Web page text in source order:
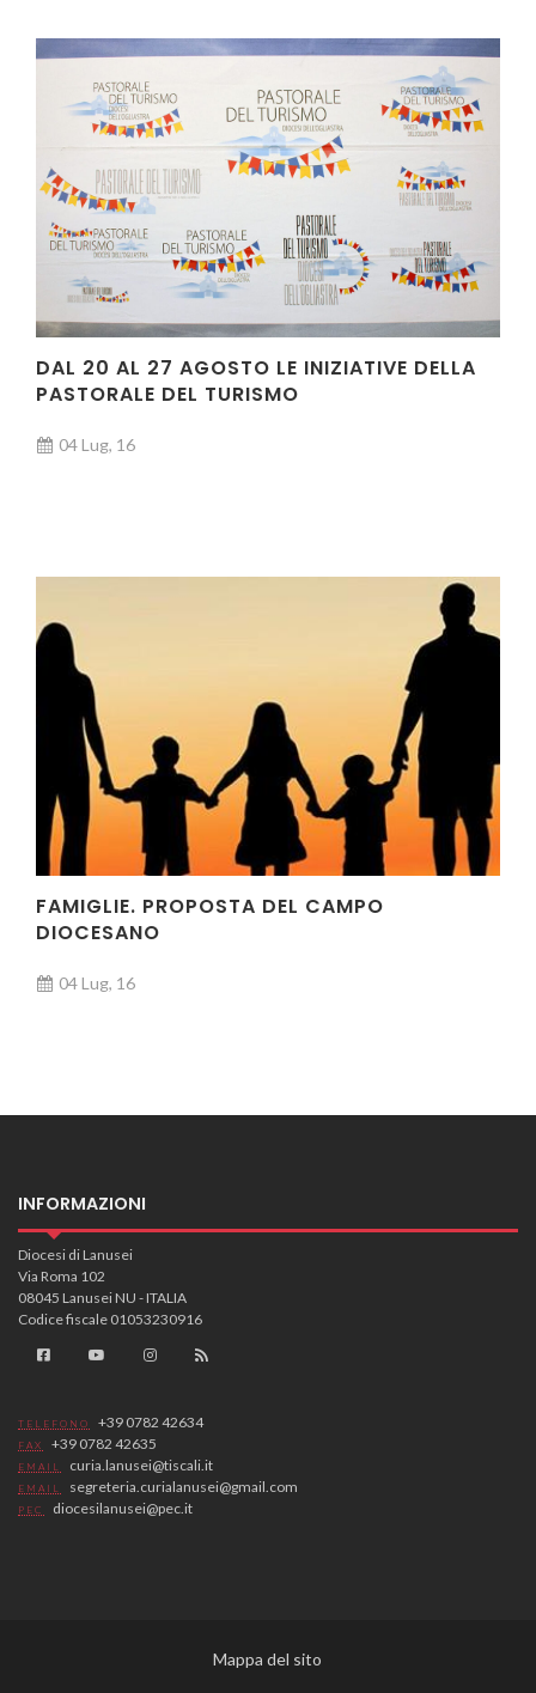
DAL 20 AL 27 AGOSTO LE INIZIATIVE DELLA
PASTORALE DEL TURISMO
04 Lug, 16
FAMIGLIE. PROPOSTA DEL CAMPO
DIOCESANO
04 Lug, 16
INFORMAZIONI
Diocesi di Lanusei
Via Roma 102
08045 Lanusei NU - ITALIA
Codice fiscale 01053230916
TELEFONO +39 0782 42634
FAX +39 0782 42635
EMAIL curia.lanusei@tiscali.it
EMAIL segreteria.curialanusei@gmail.com
PEC diocesilanusei@pec.it
Mappa del sito